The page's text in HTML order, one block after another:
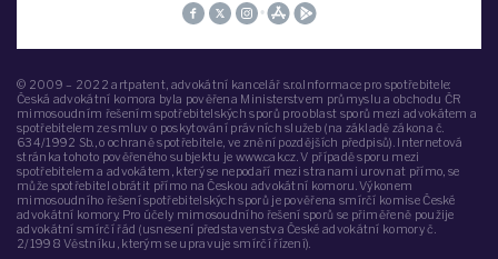
© 2009 – 2022 artpatent, advokátní kancelář s.r.o.Informace pro spotřebitele:
Česká advokátní komora byla pověřena Ministerstvem průmyslu a obchodu ČR
mimosoudním řešením spotřebitelských sporů pro oblast sporů mezi advokátem a
spotřebitelem ze smluv o poskytování právních služeb (na základě zákona č.
634/1992 Sb., o ochraně spotřebitele, ve znění pozdějších předpisů). Internetová
stránka tohoto pověřeného subjektu je www.cak.cz. V případě sporu mezi
spotřebitelem a advokátem, který se nepodaří mezi stranami urovnat přímo, se
může spotřebitel obrátit přímo na Českou advokátní komoru. Výkonem
mimosoudního řešení spotřebitelských sporů je pověřena smírčí komise České
advokátní komory. Pro účely mimosoudního řešení sporů se přiměřeně použije
advokátní smírčí řád (usnesení představenstva České advokátní komory č.
2/1998 Věstníku, kterým se upravuje smírčí řízení).